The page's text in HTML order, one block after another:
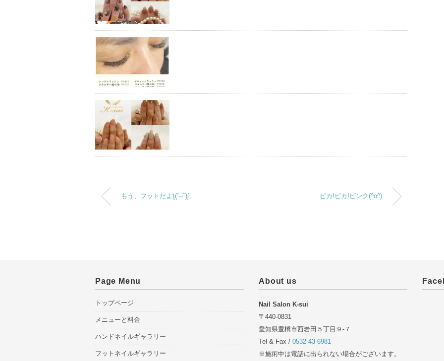
もう、フットだよƪ(˘⌣˘)ʃ ピカ!ピカ!ピンク(^o^)
Page Menu
トップページ
メニューと料金
ハンドネイルギャラリー
フットネイルギャラリー
About us
Nail Salon K-sui
〒440-0831
愛知県豊橋市西岩田５丁目９-７
Tel & Fax /0532-43-6981
※施術中は電話に出られない場合がございます。